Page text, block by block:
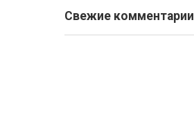
Свежие комментарии